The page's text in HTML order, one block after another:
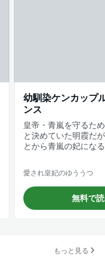
幼馴染ケンカップ
ンス
皇帝・青嵐を守るた
と決めていた明霞だ
とから青嵐の妃にな
愛され皇妃のゆううつ
無料で
もっと見る